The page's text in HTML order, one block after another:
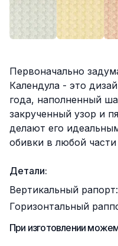
Описание
Первоначально
Календула - это
года, наполненный
закрученный узор и
делают его
обивки в любой
Детали:
Вертикальный рапорт:
Горизонтальный
При изготовлении